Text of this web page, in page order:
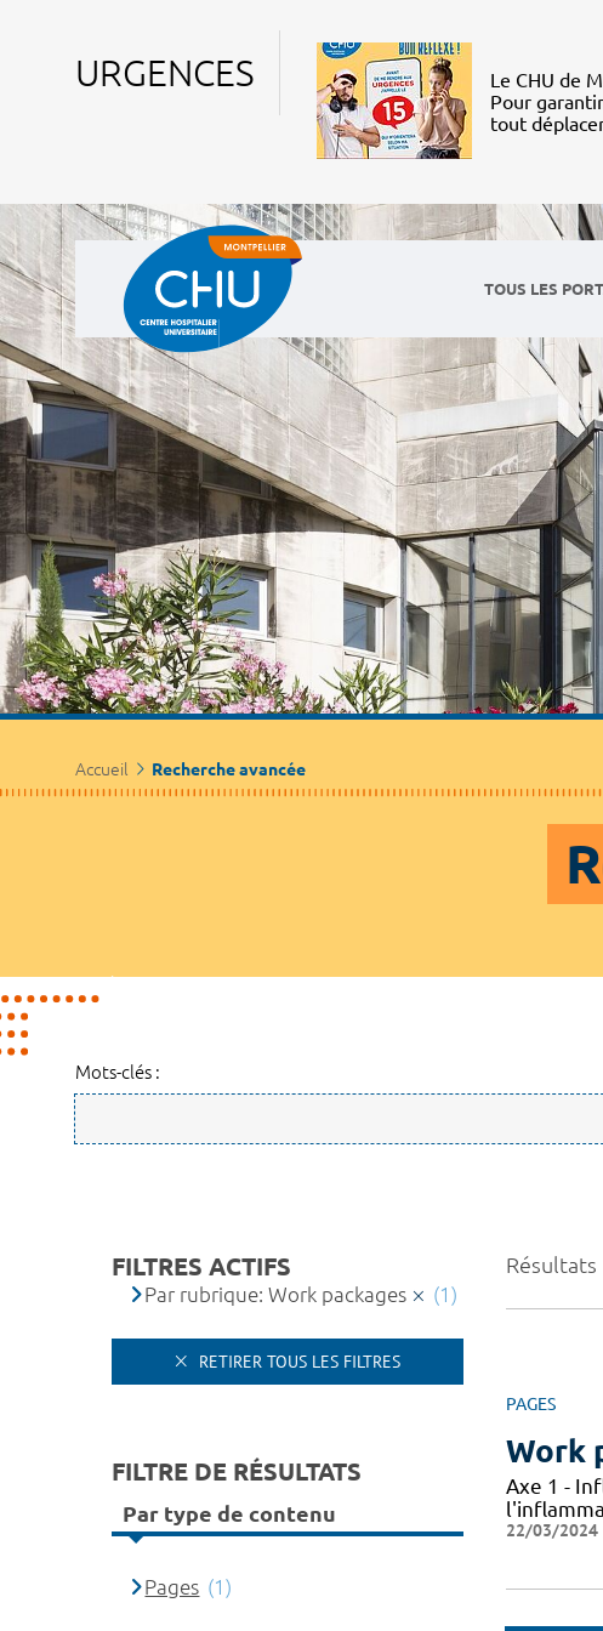
URGENCES
Le CHU de
Pour
tout
TOUS LES
Accueil Recherche avancée
Mots-clés :
Résultats
PAGES
Work
Axe 1 -
22/03/2024
FILTRES ACTIFS
Par rubrique: Work packages (1)
RETIRER TOUS LES FILTRES
FILTRE DE RÉSULTATS
Par type de contenu
Pages (1)